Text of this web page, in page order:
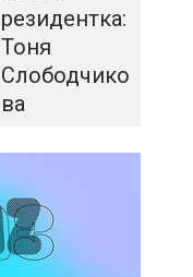
резидентка:
Тоня
Слободчико
ва